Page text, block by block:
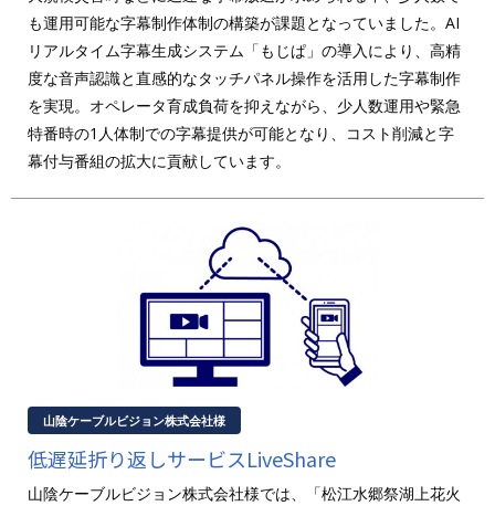
も運用可能な字幕制作体制の構築が課題となっていました。AI
リアルタイム字幕生成システム「もじぱ」の導入により、高精
度な音声認識と直感的なタッチパネル操作を活用した字幕制作
を実現。オペレータ育成負荷を抑えながら、少人数運用や緊急
特番時の1人体制での字幕提供が可能となり、コスト削減と字
幕付与番組の拡大に貢献しています。
山陰ケーブルビジョン株式会社様
低遅延折り返しサービスLiveShare
山陰ケーブルビジョン株式会社様では、「松江水郷祭湖上花火